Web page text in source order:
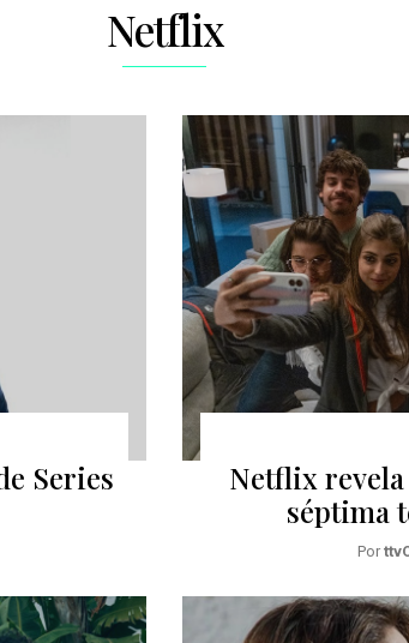
Netflix
Series
Netflix revela
séptima
Por